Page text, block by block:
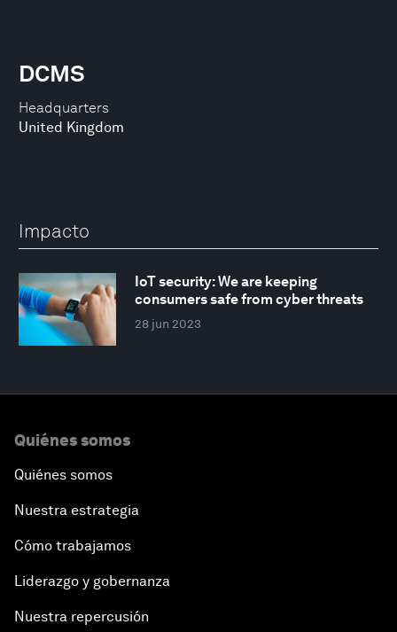
Headquarters
United Kingdom
DCMS
Impacto
IoT security: We are keeping
consumers safe from cyber threats
28 jun 2023
Quiénes somos
Quiénes somos
Nuestra estrategia
Cómo trabajamos
Liderazgo y gobernanza
Nuestra repercusión